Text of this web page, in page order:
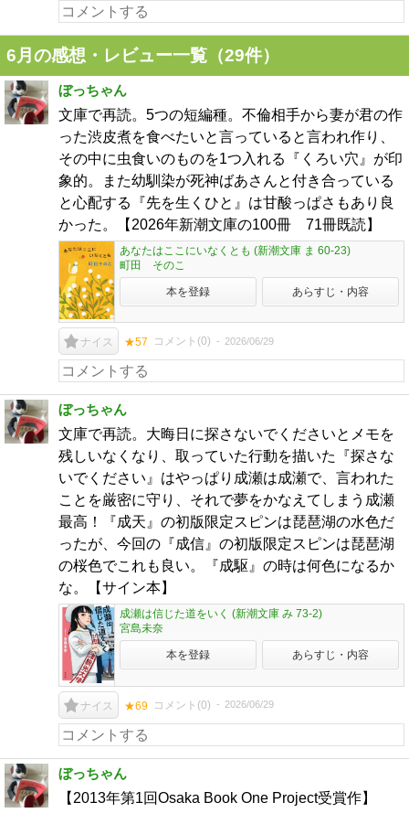
6月の感想・レビュー一覧（29件）
ぼっちゃん
文庫で再読。5つの短編種。不倫相手から妻が君の作
った渋皮煮を食べたいと言っていると言われ作り、
その中に虫食いのものを1つ入れる『くろい穴』が印
象的。また幼馴染が死神ばあさんと付き合っている
と心配する『先を生くひと』は甘酸っぱさもあり良
かった。【2026年新潮文庫の100冊 71冊既読】
あなたはここにいなくとも (新潮文庫 ま 60-23)
町田 そのこ
本を登録 あらすじ・内容
ナイス ★57 コメント(0) 2026/06/29
ぼっちゃん
文庫で再読。大晦日に探さないでくださいとメモを
残しいなくなり、取っていた行動を描いた『探さな
いでください』はやっぱり成瀬は成瀬で、言われた
ことを厳密に守り、それで夢をかなえてしまう成瀬
最高！『成天』の初版限定スピンは琵琶湖の水色だ
ったが、今回の『成信』の初版限定スピンは琵琶湖
の桜色でこれも良い。『成駆』の時は何色になるか
な。【サイン本】
成瀬は信じた道をいく (新潮文庫 み 73-2)
宮島未奈
本を登録 あらすじ・内容
ナイス ★69 コメント(0) 2026/06/29
ぼっちゃん
【2013年第1回Osaka Book One Project受賞作】